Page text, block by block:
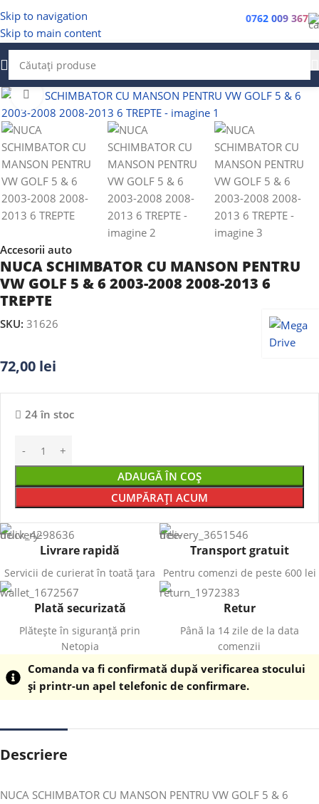
Skip to navigation
Skip to main content
0762 009 367
Faceți clic pentru a mări
Accesorii auto
NUCA SCHIMBATOR CU MANSON PENTRU
VW GOLF 5 & 6 2003-2008 2008-2013 6
TREPTE
SKU: 31626
72,00 lei
24 în stoc
ADAUGĂ ÎN COȘ
CUMPĂRAȚI ACUM
Livrare rapidă
Servicii de curierat în toată țara
Transport gratuit
Pentru comenzi de peste 600 lei
Plată securizată
Plătește în siguranță prin
Netopia
Retur
Până la 14 zile de la data
comenzii
Comanda va fi confirmată după verificarea stocului
și printr-un apel telefonic de confirmare.
Descriere
NUCA SCHIMBATOR CU MANSON PENTRU VW GOLF 5 & 6